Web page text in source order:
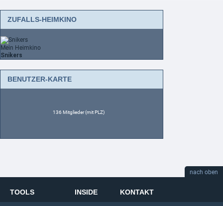
ZUFALLS-HEIMKINO
Mein Heimkino
Snikers
BENUTZER-KARTE
136 Mitglieder (mit PLZ)
nach oben
TOOLS INSIDE KONTAKT